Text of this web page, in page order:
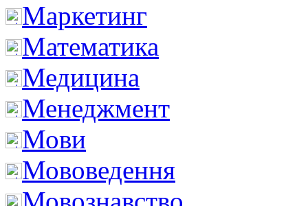
Маркетинг
Математика
Медицина
Менеджмент
Мови
Мововедення